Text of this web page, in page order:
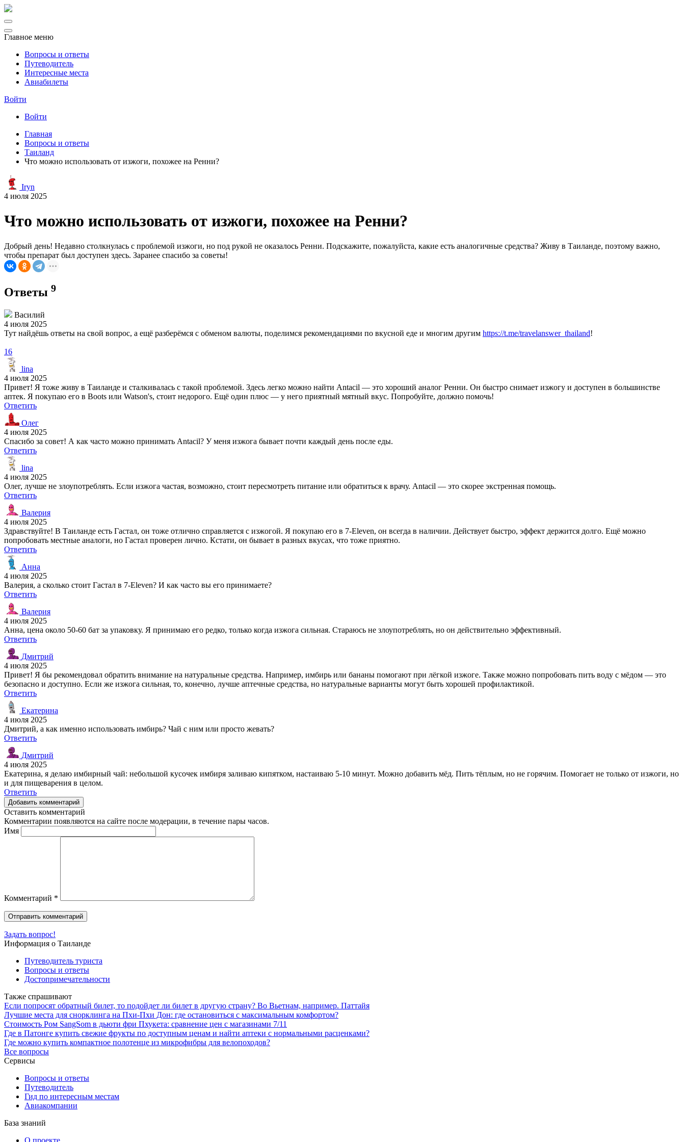
Главное меню
Вопросы и ответы
Путеводитель
Интересные места
Авиабилеты
Войти
Войти
Главная
Вопросы и ответы
Таиланд
Что можно использовать от изжоги, похожее на Ренни?
Iryn
4 июля 2025
Что можно использовать от изжоги, похожее на Ренни?
Добрый день! Недавно столкнулась с проблемой изжоги, но под рукой не оказалось Ренни. Подскажите, пожалуйста, какие есть аналогичные средства? Живу в Таиланде, поэтому важно,
чтобы препарат был доступен здесь. Заранее спасибо за советы!
Ответы 9
Василий
4 июля 2025
Тут найдёшь ответы на свой вопрос, а ещё разберёмся с обменом валюты, поделимся рекомендациями по вкусной еде и многим другим https://t.me/travelanswer_thailand!
16
lina
4 июля 2025
Привет! Я тоже живу в Таиланде и сталкивалась с такой проблемой. Здесь легко можно найти Antacil — это хороший аналог Ренни. Он быстро снимает изжогу и доступен в большинстве
аптек. Я покупаю его в Boots или Watson's, стоит недорого. Ещё один плюс — у него приятный мятный вкус. Попробуйте, должно помочь!
Ответить
Олег
4 июля 2025
Спасибо за совет! А как часто можно принимать Antacil? У меня изжога бывает почти каждый день после еды.
Ответить
lina
4 июля 2025
Олег, лучше не злоупотреблять. Если изжога частая, возможно, стоит пересмотреть питание или обратиться к врачу. Antacil — это скорее экстренная помощь.
Ответить
Валерия
4 июля 2025
Здравствуйте! В Таиланде есть Гастал, он тоже отлично справляется с изжогой. Я покупаю его в 7-Eleven, он всегда в наличии. Действует быстро, эффект держится долго. Ещё можно
попробовать местные аналоги, но Гастал проверен лично. Кстати, он бывает в разных вкусах, что тоже приятно.
Ответить
Анна
4 июля 2025
Валерия, а сколько стоит Гастал в 7-Eleven? И как часто вы его принимаете?
Ответить
Валерия
4 июля 2025
Анна, цена около 50-60 бат за упаковку. Я принимаю его редко, только когда изжога сильная. Стараюсь не злоупотреблять, но он действительно эффективный.
Ответить
Дмитрий
4 июля 2025
Привет! Я бы рекомендовал обратить внимание на натуральные средства. Например, имбирь или бананы помогают при лёгкой изжоге. Также можно попробовать пить воду с мёдом — это
безопасно и доступно. Если же изжога сильная, то, конечно, лучше аптечные средства, но натуральные варианты могут быть хорошей профилактикой.
Ответить
Екатерина
4 июля 2025
Дмитрий, а как именно использовать имбирь? Чай с ним или просто жевать?
Ответить
Дмитрий
4 июля 2025
Екатерина, я делаю имбирный чай: небольшой кусочек имбиря заливаю кипятком, настаиваю 5-10 минут. Можно добавить мёд. Пить тёплым, но не горячим. Помогает не только от изжоги, но
и для пищеварения в целом.
Ответить
Добавить комментарий
Оставить комментарий
Комментарии появляются на сайте после модерации, в течение пары часов.
Имя
Комментарий *
Задать вопрос!
Информация о Таиланде
Путеводитель туриста
Вопросы и ответы
Достопримечательности
Также спрашивают
Если попросят обратный билет, то подойдет ли билет в другую страну? Во Вьетнам, например. Паттайя
Лучшие места для снорклинга на Пхи-Пхи Дон: где остановиться с максимальным комфортом?
Стоимость Ром SangSom в дьюти фри Пхукета: сравнение цен с магазинами 7/11
Где в Патонге купить свежие фрукты по доступным ценам и найти аптеки с нормальными расценками?
Где можно купить компактное полотенце из микрофибры для велопоходов?
Все вопросы
Сервисы
Вопросы и ответы
Путеводитель
Гид по интересным местам
Авиакомпании
База знаний
О проекте